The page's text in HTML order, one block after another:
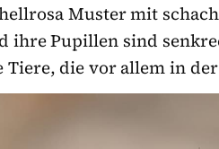
Muster mit
ihre Pupillen sind
Tiere, die vor allem in